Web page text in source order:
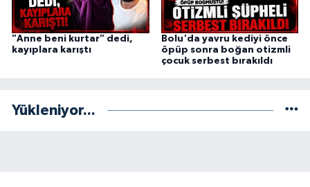
"Anne beni kurtar" dedi,
kayıplara karıştı
Bolu'da yavru kediyi önce
öpüp sonra boğan otizmli
çocuk serbest bırakıldı
Yükleniyor...